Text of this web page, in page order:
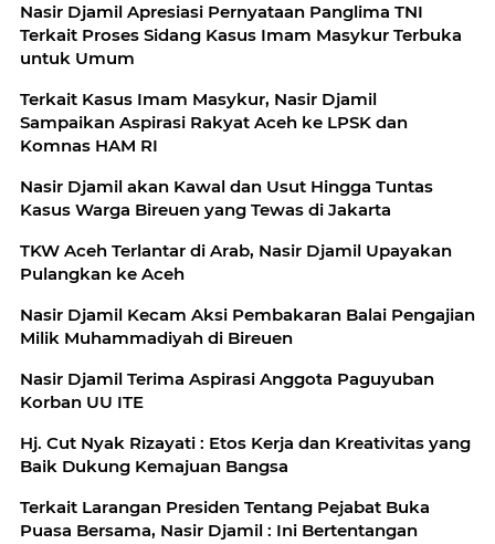
Nasir Djamil Apresiasi Pernyataan Panglima TNI
Terkait Proses Sidang Kasus Imam Masykur Terbuka
untuk Umum
Terkait Kasus Imam Masykur, Nasir Djamil
Sampaikan Aspirasi Rakyat Aceh ke LPSK dan
Komnas HAM RI
Nasir Djamil akan Kawal dan Usut Hingga Tuntas
Kasus Warga Bireuen yang Tewas di Jakarta
TKW Aceh Terlantar di Arab, Nasir Djamil Upayakan
Pulangkan ke Aceh
Nasir Djamil Kecam Aksi Pembakaran Balai Pengajian
Milik Muhammadiyah di Bireuen
Nasir Djamil Terima Aspirasi Anggota Paguyuban
Korban UU ITE
Hj. Cut Nyak Rizayati : Etos Kerja dan Kreativitas yang
Baik Dukung Kemajuan Bangsa
Terkait Larangan Presiden Tentang Pejabat Buka
Puasa Bersama, Nasir Djamil : Ini Bertentangan